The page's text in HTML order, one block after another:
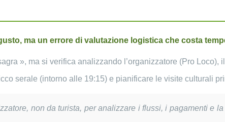
ma un errore di valutazione logistica che costa
», ma si verifica analizzando l’organizzatore (Pro
serale (intorno alle 19:15) e pianificare le visite culturali
non da turista, per analizzare i flussi, i pagamenti e